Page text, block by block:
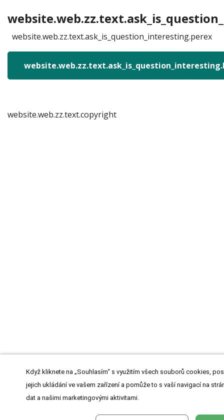
website.web.zz.text.ask_is_question_interesting.perex
website.web.zz.text.copyright
Když kliknete na „Souhlasím“ s využitím všech souborů cookies,
jejich ukládání ve vašem zařízení a pomůže to s vaší navigací na
dat a našimi marketingovými aktivitami.